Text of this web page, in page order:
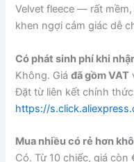
Velvet fleece — rất
khen ngợi cảm giác dễ
Có phát sinh phí khi
Không. Giáđã gồm VAT
Đặt từ liên kết chính
https://
Mua nhiều có rẻ hơn
Có. Từ 10 chiếc, giá còn